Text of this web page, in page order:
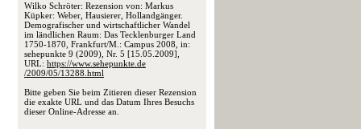
Wilko Schröter: Rezension von: Markus
Küpker: Weber, Hausierer, Hollandgänger.
Demografischer und wirtschaftlicher Wandel
im ländlichen Raum: Das Tecklenburger Land
1750-1870, Frankfurt/M.: Campus 2008, in:
sehepunkte 9 (2009), Nr. 5 [15.05.2009],
URL: https://www.sehepunkte.de
/2009/05/13288.html
Bitte geben Sie beim Zitieren dieser Rezension
die exakte URL und das Datum Ihres Besuchs
dieser Online-Adresse an.